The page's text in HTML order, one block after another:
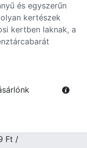
és egyszerűn
kertészek
kertben laknak, a
Ft /